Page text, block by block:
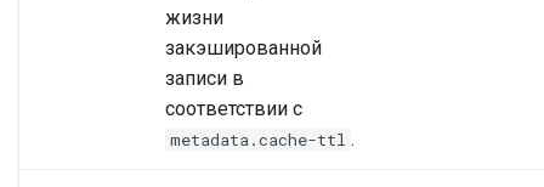
жизни
закэшированной
записи в
соответствии с
metadata.cache-ttl .